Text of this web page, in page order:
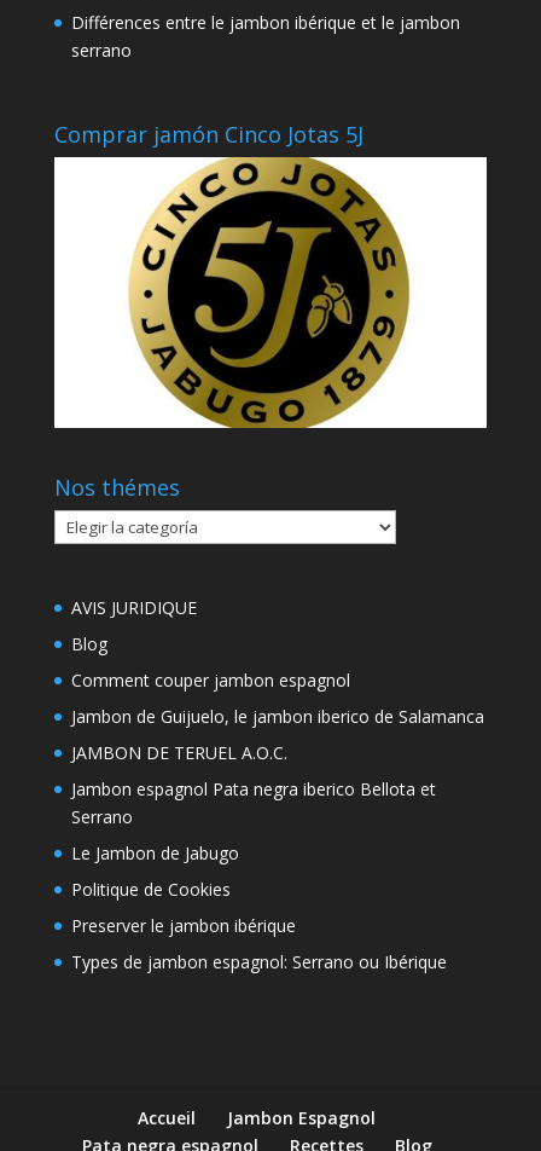
Différences entre le jambon ibérique et le jambon
serrano
Comprar jamón Cinco Jotas 5J
Nos thémes
Nos
thémes
AVIS JURIDIQUE
Blog
Comment couper jambon espagnol
Jambon de Guijuelo, le jambon iberico de Salamanca
JAMBON DE TERUEL A.O.C.
Jambon espagnol Pata negra iberico Bellota et
Serrano
Le Jambon de Jabugo
Politique de Cookies
Preserver le jambon ibérique
Types de jambon espagnol: Serrano ou Ibérique
Accueil
Jambon Espagnol
Pata negra espagnol
Recettes Blog